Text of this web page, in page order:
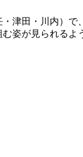
津田・川内）
姿が見られるよ